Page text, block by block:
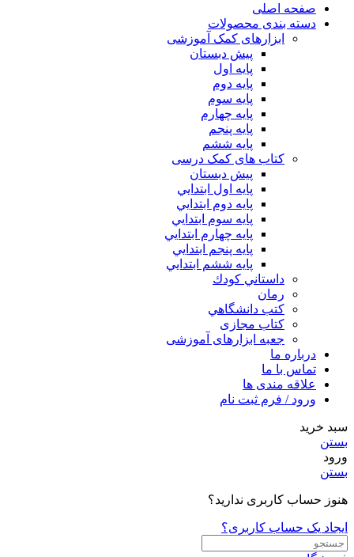
صفحه اصلی
دسته بندی محصولات
ابزارهای کمک آموزشی
پیش دبستان
پایه اول
پایه دوم
پایه سوم
پایه چهارم
پايه پنجم
پایه ششم
کتاب های کمک درسی
پیش دبستان
پايه اول ابتدايي
پايه دوم ابتدايي
پايه سوم ابتدايي
پايه چهارم ابتدايي
پايه پنجم ابتدايي
پايه ششم ابتدايي
داستاني كودك
رمان
كتب دانشگاهي
کتاب مجازی
جعبه ابزارهای آموزشی
درباره ما
تماس با ما
علاقه مندی ها
ورود / فرم ثبت نام
سبد خرید
بستن
ورود
بستن
هنوز حساب کاربری ندارید؟
ایجاد یک حساب کاربری؟